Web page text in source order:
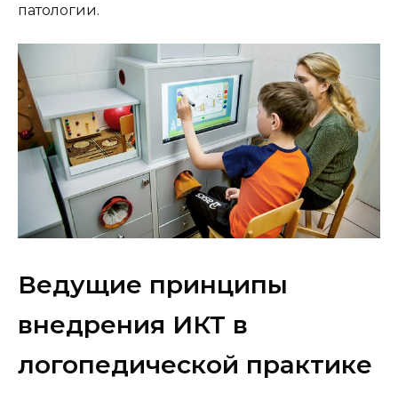
патологии.
Ведущие принципы
внедрения ИКТ в
логопедической практике